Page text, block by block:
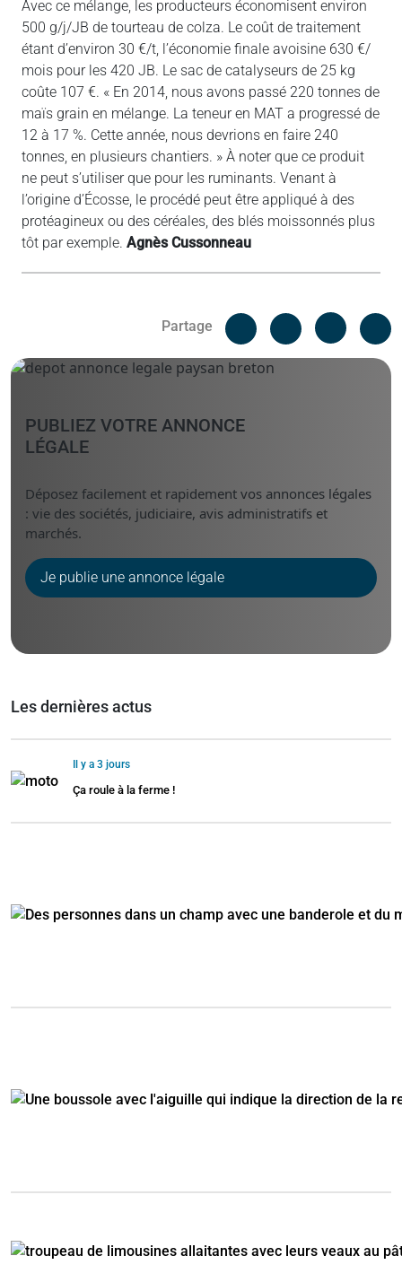
Avec ce mélange, les producteurs économisent environ
500 g/j/JB de tourteau de colza. Le coût de traitement
étant d’environ 30 €/t, l’économie finale avoisine 630 €/
mois pour les 420 JB. Le sac de catalyseurs de 25 kg
coûte 107 €. « En 2014, nous avons passé 220 tonnes de
maïs grain en mélange. La teneur en MAT a progressé de
12 à 17 %. Cette année, nous devrions en faire 240
tonnes, en plusieurs chantiers. » À noter que ce produit
ne peut s’utiliser que pour les ruminants. Venant à
l’origine d’Écosse, le procédé peut être appliqué à des
protéagineux ou des céréales, des blés moissonnés plus
tôt par exemple. Agnès Cussonneau
Partage
Facebook
Linked
PUBLIEZ VOTRE ANNONCE
LÉGALE
Déposez facilement et rapidement vos annonces légales
: vie des sociétés, judiciaire, avis administratifs et
marchés.
Je publie une annonce légale
Les dernières actus
Il y a 3 jours
Ça roule à la ferme !